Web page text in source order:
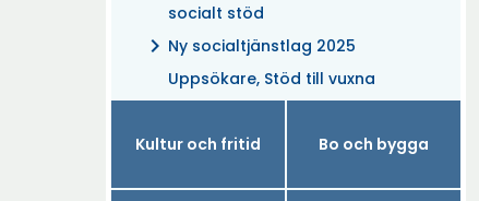
socialt stöd
chevron_right Ny socialtjänstlag 2025
Uppsökare, Stöd till vuxna
Kultur och fritid Bo och bygga